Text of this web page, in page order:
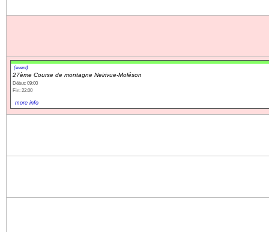
(event)
27ème Course de montagne Neirivue-Moléson
Début: 09:00
Fin: 22:00
more info